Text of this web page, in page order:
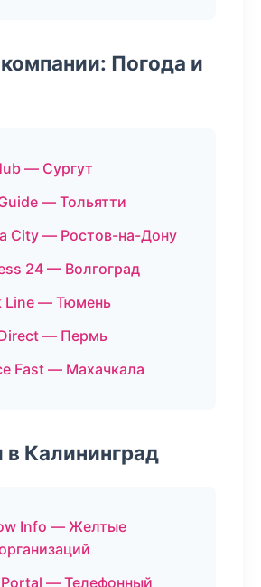
Погода и
— Сургут
— Тольятти
City — Ростов-на-Дону
24 — Волгоград
Line — Тюмень
— Пермь
Fast — Махачкала
Калининград
Info — Желтые
— Телефонный